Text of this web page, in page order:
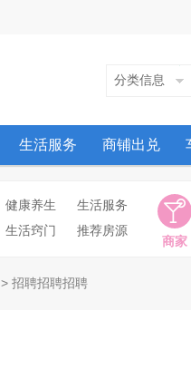
分类信息
生活服务 商铺出兑
健康养生
生活服务
生活窍门 推荐房源
商家
> 招聘招聘招聘